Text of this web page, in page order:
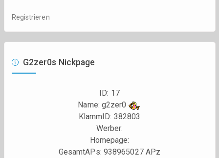
Registrieren
G2zer0s Nickpage
ID: 17
Name: g2zer0
KlammID: 382803
Werber:
Homepage:
GesamtAPs: 938965027 APz